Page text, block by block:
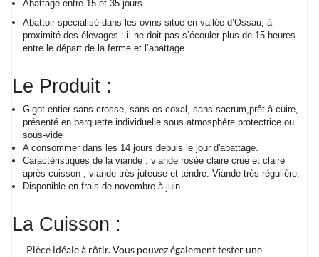
Abattage entre 15 et 35 jours.
Abattoir spécialisé dans les ovins situé en vallée d’Ossau, à
proximité des élevages : il ne doit pas s’écouler plus de 15 heures
entre le départ de la ferme et l’abattage.
Le Produit :
Gigot entier sans crosse, sans os coxal, sans sacrum,prêt à cuire,
présenté en barquette individuelle sous atmosphère protectrice ou
sous-vide
A consommer dans les 14 jours depuis le jour d'abattage.
Caractéristiques de la viande : viande rosée claire crue et claire
après cuisson ; viande très juteuse et tendre. Viande très régulière.
Disponible en frais de novembre à juin
La Cuisson :
Pièce idéale à rôtir. Vous pouvez également tester une